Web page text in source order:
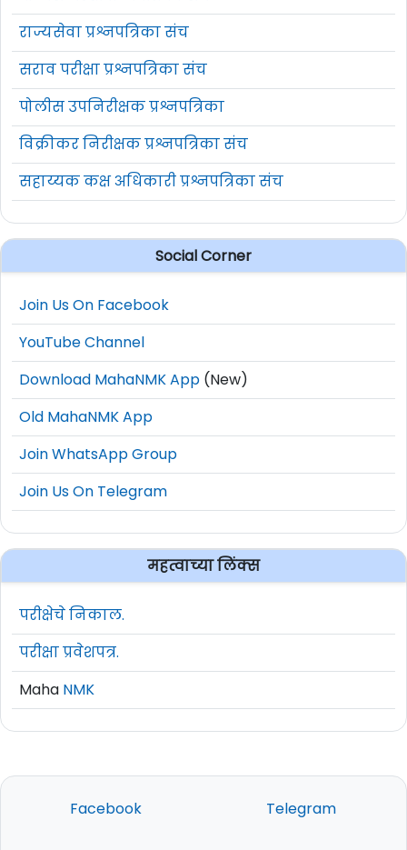
राज्यसेवा प्रश्नपत्रिका संच
सराव परीक्षा प्रश्नपत्रिका संच
पोलीस उपनिरीक्षक प्रश्नपत्रिका
विक्रीकर निरीक्षक प्रश्नपत्रिका संच
सहाय्यक कक्ष अधिकारी प्रश्नपत्रिका संच
Social Corner
Join Us On Facebook
YouTube Channel
Download MahaNMK App (New)
Old MahaNMK App
Join WhatsApp Group
Join Us On Telegram
महत्वाच्या लिंक्स
परीक्षेचे निकाल.
परीक्षा प्रवेशपत्र.
Maha NMK
Facebook Telegram